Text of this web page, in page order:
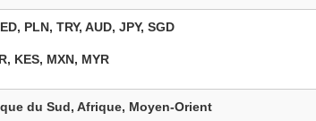
PLN, TRY, AUD, JPY, SGD
KES, MXN, MYR
du Sud, Afrique, Moyen-Orient